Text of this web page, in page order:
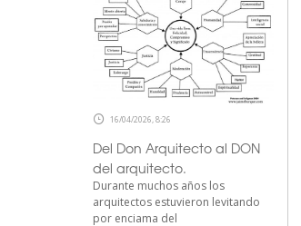
16/04/2026, 8:26
Del Don Arquitecto al DON
del arquitecto.
Durante muchos años los
arquitectos estuvieron levitando
por enciama del